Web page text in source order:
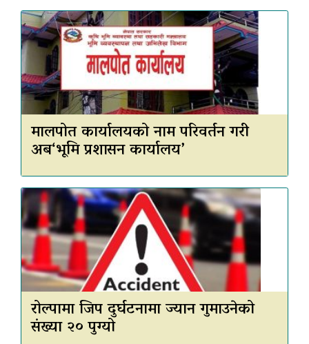
मालपोत कार्यालयको नाम परिवर्तन गरी
अब‘भूमि प्रशासन कार्यालय’
रोल्पामा जिप दुर्घटनामा ज्यान गुमाउनेको
संख्या २० पुग्यो